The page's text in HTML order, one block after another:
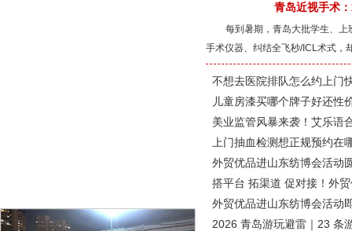
青岛近视手术
每到暑期，青岛大批学生、
手术仪器、纠结全飞秒/ICL术式，
不想去医院排队怎么约上门
儿童房漆买哪个牌子好还性
美业监管风暴来袭！艾乐语
上门抽血检测想正规预约在
外贸优品进山东纺博会活动
搭平台 拓渠道 促对接！外
外贸优品进山东纺博会活动
2026 青岛游玩避雷｜23 条